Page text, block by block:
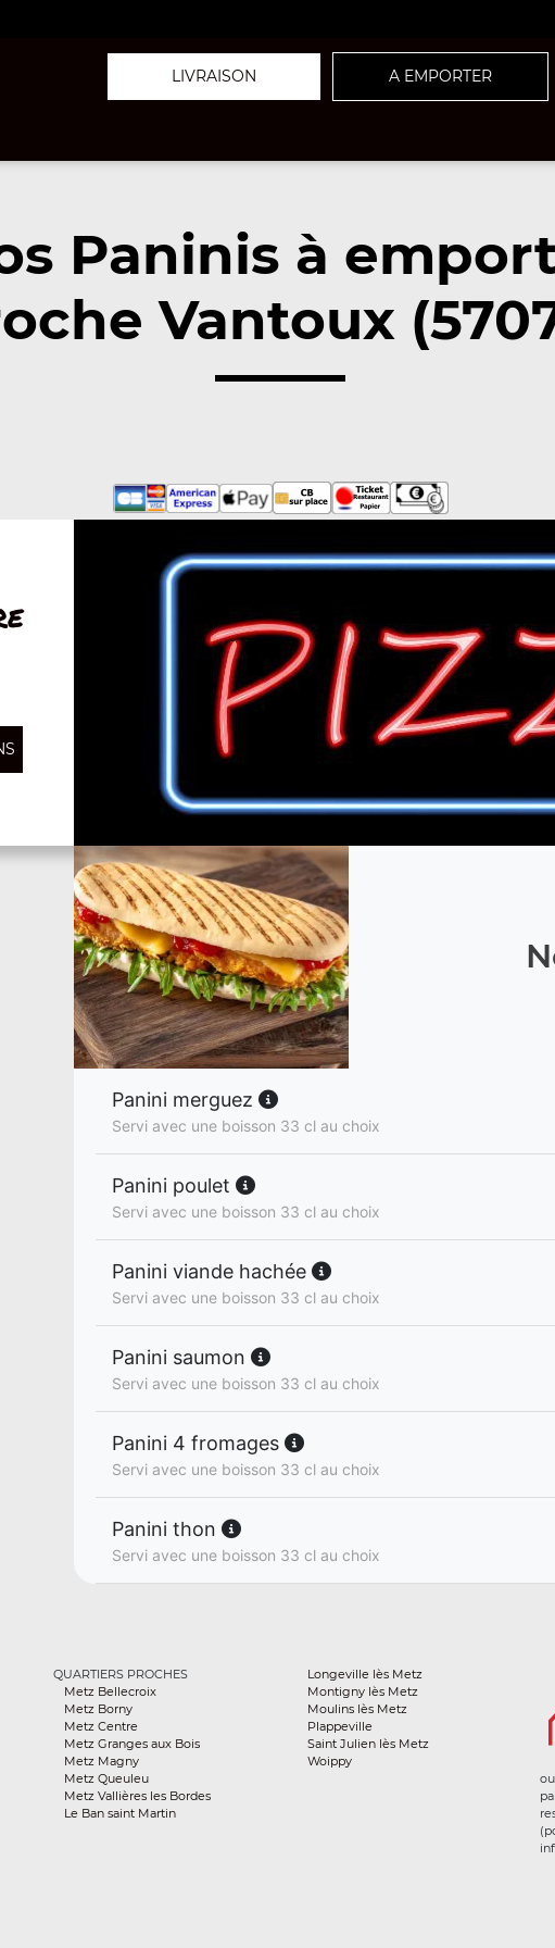
LIVRAISON A EMPORTER
Paninis à
Vantoux
Panini merguez
Servi avec une boisson 33 cl au choix
Panini poulet
Servi avec une boisson 33 cl au choix
Panini viande hachée
Servi avec une boisson 33 cl au choix
Panini saumon
Servi avec une boisson 33 cl au choix
Panini 4 fromages
Servi avec une boisson 33 cl au choix
Panini thon
Servi avec une boisson 33 cl au choix
QUARTIERS PROCHES
Metz Bellecroix
Metz Borny
Metz Centre
Metz Granges aux Bois
Metz Magny
Metz Queuleu
Metz Vallières les Bordes
Le Ban saint Martin
Longeville lès Metz
Montigny lès Metz
Moulins lès Metz
Plappeville
Saint Julien lès Metz
Woippy